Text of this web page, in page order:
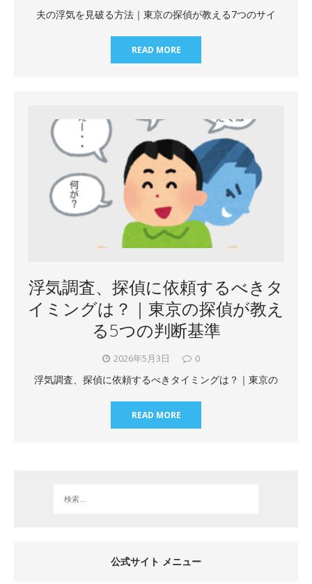
夫の浮気を見破る方法｜東京の探偵が教える7つのサイ
READ MORE
浮気調査、探偵に依頼するべきタ
イミングは？｜東京の探偵が教え
る5つの判断基準
2026年5月3日 0
浮気調査、探偵に依頼するべきタイミングは？｜東京の
READ MORE
公式サイト メニュー